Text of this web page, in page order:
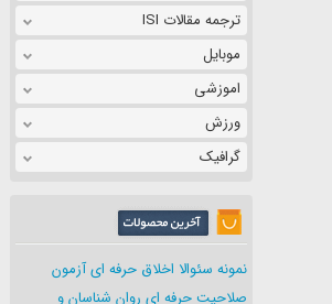
ترجمه مقالات ISI
موبایل
اموزشی
ورزش
گرافیک
نمونه سئوالا اخلاق حرفه ای آزمون
صلاحیت حرفه ای روان شناسان و